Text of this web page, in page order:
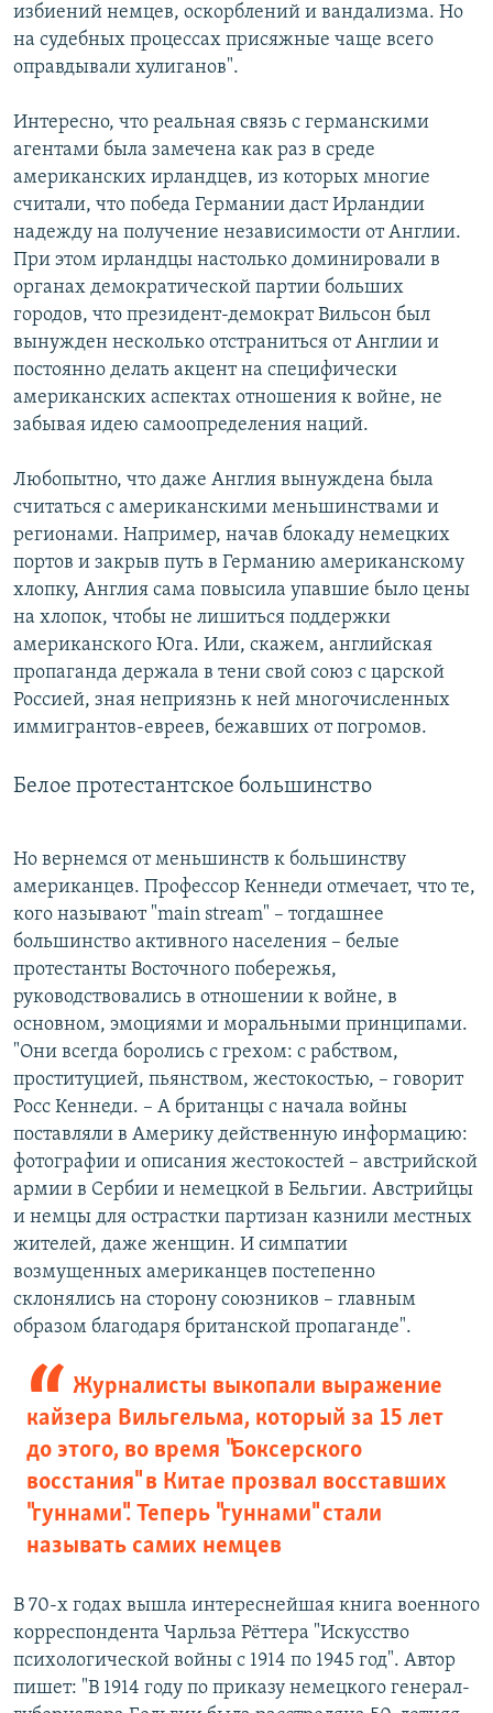
избиений немцев, оскорблений и вандализма. Но
на судебных процессах присяжные чаще всего
оправдывали хулиганов".
Интересно, что реальная связь с германскими
агентами была замечена как раз в среде
американских ирландцев, из которых многие
считали, что победа Германии даст Ирландии
надежду на получение независимости от Англии.
При этом ирландцы настолько доминировали в
органах демократической партии больших
городов, что президент-демократ Вильсон был
вынужден несколько отстраниться от Англии и
постоянно делать акцент на специфически
американских аспектах отношения к войне, не
забывая идею самоопределения наций.
Любопытно, что даже Англия вынуждена была
считаться с американскими меньшинствами и
регионами. Например, начав блокаду немецких
портов и закрыв путь в Германию американскому
хлопку, Англия сама повысила упавшие было цены
на хлопок, чтобы не лишиться поддержки
американского Юга. Или, скажем, английская
пропаганда держала в тени свой союз с царской
Россией, зная неприязнь к ней многочисленных
иммигрантов-евреев, бежавших от погромов.
Белое протестантское большинство
Но вернемся от меньшинств к большинству
американцев. Профессор Кеннеди отмечает, что те,
кого называют "main stream" – тогдашнее
большинство активного населения – белые
протестанты Восточного побережья,
руководствовались в отношении к войне, в
основном, эмоциями и моральными принципами.
"Они всегда боролись с грехом: с рабством,
проституцией, пьянством, жестокостью, – говорит
Росс Кеннеди. – А британцы с начала войны
поставляли в Америку действенную информацию:
фотографии и описания жестокостей – австрийской
армии в Сербии и немецкой в Бельгии. Австрийцы
и немцы для острастки партизан казнили местных
жителей, даже женщин. И симпатии
возмущенных американцев постепенно
склонялись на сторону союзников – главным
образом благодаря британской пропаганде".
Журналисты выкопали выражение
кайзера Вильгельма, который за 15 лет
до этого, во время "Боксерского
восстания" в Китае прозвал восставших
"гуннами". Теперь "гуннами" стали
называть самих немцев
В 70-х годах вышла интереснейшая книга военного
корреспондента Чарльза Рёттера "Искусство
психологической войны с 1914 по 1945 год". Автор
пишет: "В 1914 году по приказу немецкого генерал-